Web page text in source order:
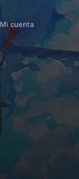
Mi cuenta